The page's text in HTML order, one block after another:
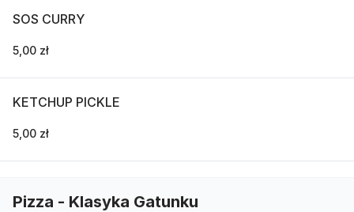
SOS CURRY
5,00 zł
KETCHUP PICKLE
5,00 zł
Pizza - Klasyka Gatunku